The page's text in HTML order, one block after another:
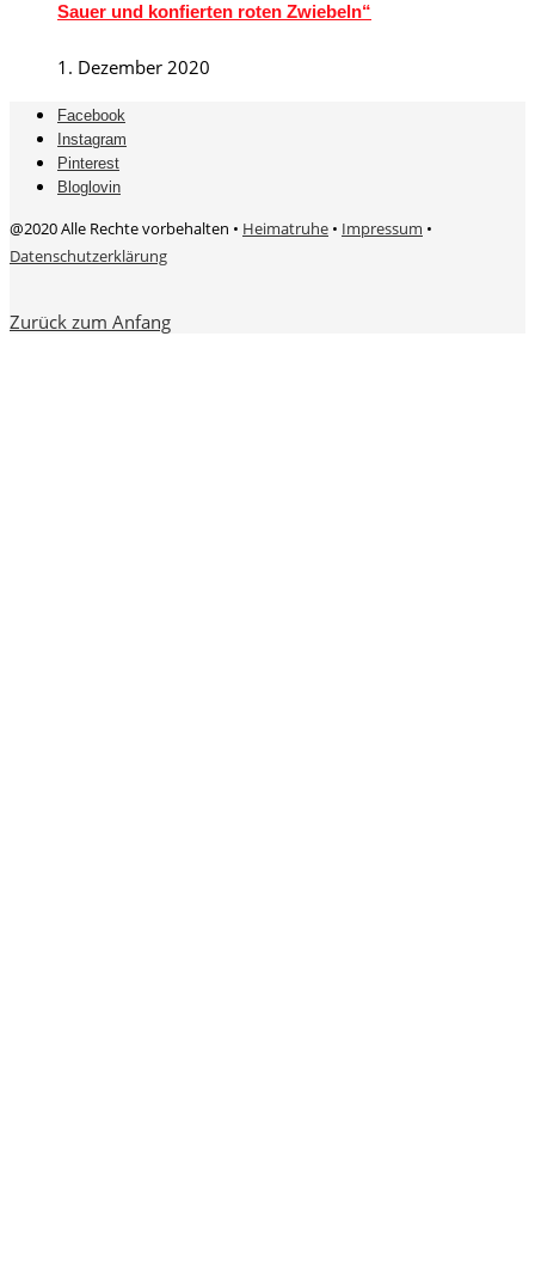
Sauer und konfierten roten Zwiebeln“
1. Dezember 2020
Facebook
Instagram
Pinterest
Bloglovin
@2020 Alle Rechte vorbehalten • Heimatruhe • Impressum •
Datenschutzerklärung
Zurück zum Anfang